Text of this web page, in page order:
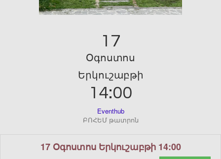
17
Օգոստոս
Երկուշաբթի
14:00
Eventhub
ԲՈՀԵՄ թատրոն
17 Օգոստոս Երկուշաբթի 14:00